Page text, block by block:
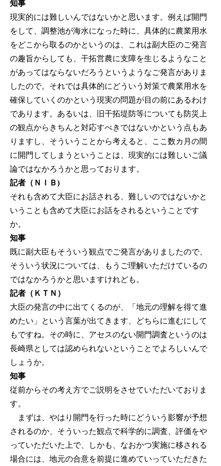
知事
現実的には難しいんではないかと思います。例えば開門
をして、調整池が海水になった時に、具体的に農業用水
をどこから取るのかというのは、これは副大臣のご発言
の趣旨からしても、干拓営農に支障を生じるようなこと
があってはならないだろうというようなご発言がありま
したので。それでは具体的にどういう対策で農業用水を
確保していくのかという現実の問題が目の前にあるわけ
であります。あるいは、旧干拓堤防等についても防災上
の観点からきちんと対応すべきではないかという点もあ
りますし、そういうことから考えると、ここ数カ月の間
に開門してしまうということは、現実的には難しいご議
論ではなかろうかと思っております。
記者（ＮＩＢ)
それも含めて大臣にお話される、難しいのではないかと
いうことも含めて大臣にお話をされるということです
か。
知事
既に副大臣もそういう観点でご発言がありましたので、
そういう状況については、もうご理解いただけているの
ではなかろうかと思いますけれども。
記者（ＫＴＮ）
大臣の発言の中に出てくるのが、「地元の理解を得て進
めたい」という言葉が出てきます、どちらに進むにして
もですね。その時に、アセスのない開門調査というのは
長崎県としては認められないということでよろしいんで
しょうか。
知事
従前からその考え方でご説明をさせていただいておりま
す。
まずは、やはり開門を行った時にどういう影響が予想
されるのか、そういった観点で科学的に調査、評価をや
っていただいた上で、しかも、なおかつ実施に移される
場合には、地元の合意を前提に進めていっていただきた